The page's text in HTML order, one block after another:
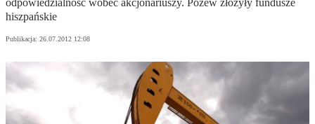
odpowiedzialność wobec akcjonariuszy. Pozew złożyły fundusze
hiszpańskie
Publikacja: 26.07.2012 12:08